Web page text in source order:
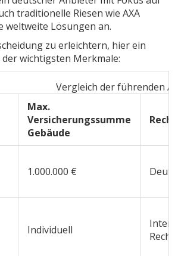
traditionelle Riesen wie AXA
weltweite Lösungen an.
zu erleichtern, hier ein
wichtigsten Merkmale:
Vergleich der führenden
Max.
Versicherungssumme
Gebäude
1.000.000 €
Individuell
Recht